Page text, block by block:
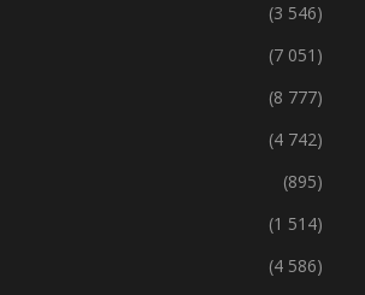
(3 546)
(7 051)
(8 777)
(4 742)
(895)
(1 514)
(4 586)